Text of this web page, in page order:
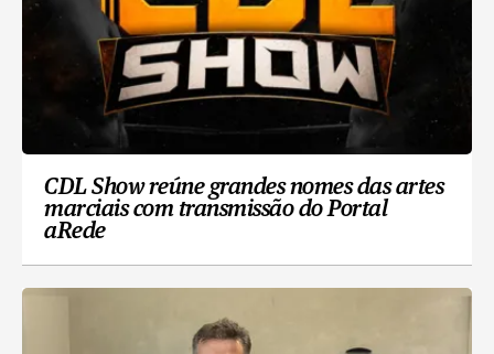
CDL Show reúne grandes nomes das artes
marciais com transmissão do Portal
aRede